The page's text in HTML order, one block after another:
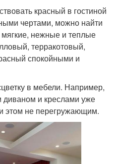
красный в гостиной
чертами, можно найти
нежные и теплые
терракотовый,
спокойными и
в мебели. Например,
диваном и креслами уже
этом не перегружающим.